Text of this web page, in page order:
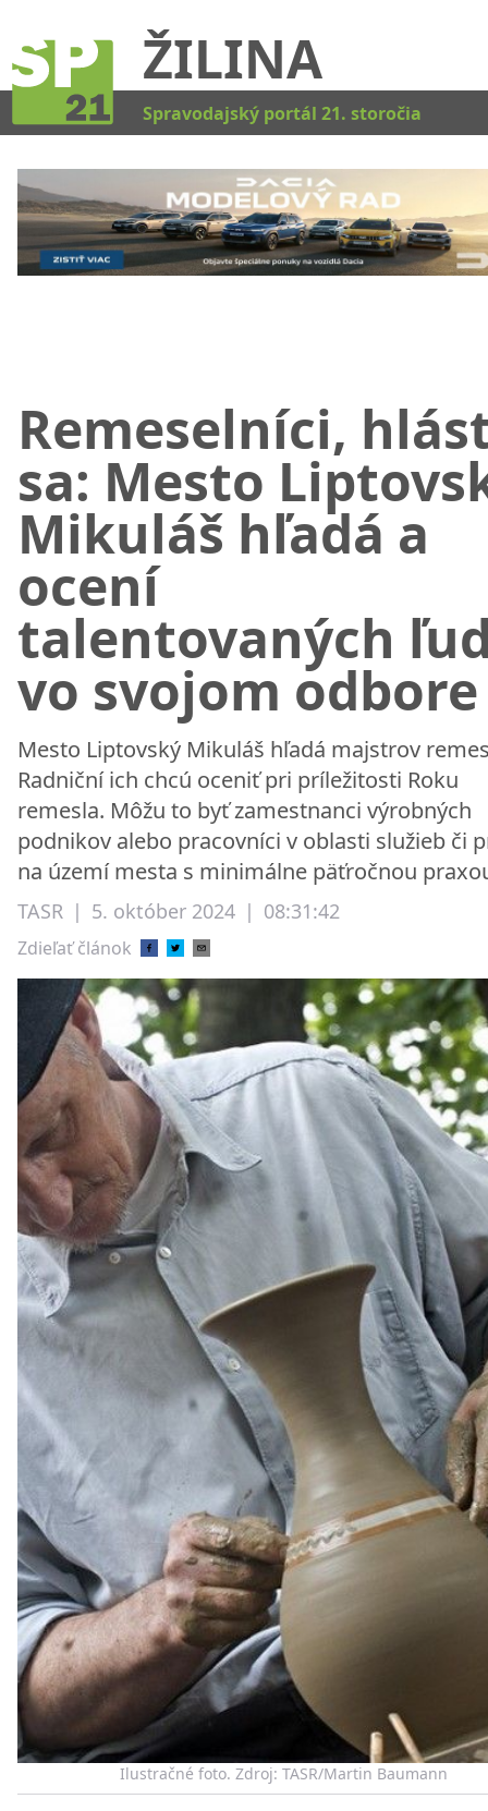
ŽILINA
Spravodajský portál 21. storočia
Remeselníci,
sa: Mesto
Mikuláš hľadá a
ocení
talentovaných
vo svojom odbore
Mesto Liptovský Mikuláš hľadá majstrov
Radniční ich chcú oceniť pri príležitosti Roku
remesla. Môžu to byť zamestnanci výrobných
podnikov alebo pracovníci v oblasti služieb či
na území mesta s minimálne päťročnou
TASR | 5. október 2024 | 08:31:42
Zdieľať článok
Ilustračné foto. Zdroj: TASR/Martin Baumann